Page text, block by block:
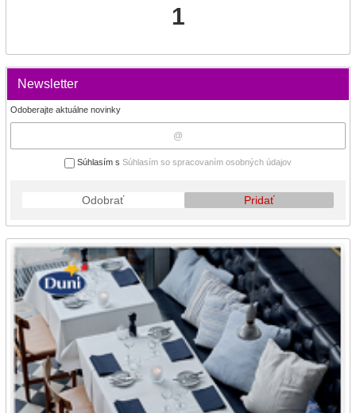
1
Newsletter
Odoberajte aktuálne novinky
Súhlasím s Súhlasím so spracovaním osobných údajov
Odobrať Pridať